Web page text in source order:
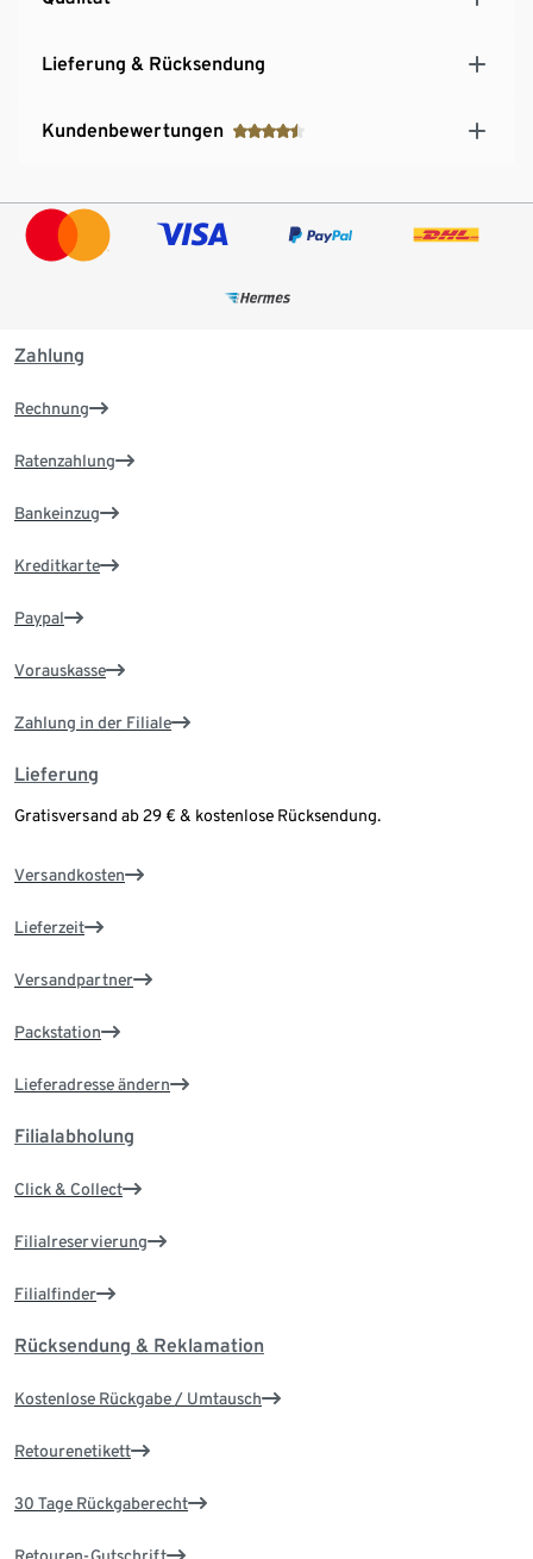
Lieferung & Rücksendung
Kundenbewertungen
Zahlung
Rechnung
Ratenzahlung
Bankeinzug
Kreditkarte
Paypal
Vorauskasse
Zahlung in der Filiale
Lieferung
Gratisversand ab 29 € & kostenlose Rücksendung.
Versandkosten
Lieferzeit
Versandpartner
Packstation
Lieferadresse ändern
Filialabholung
Click & Collect
Filialreservierung
Filialfinder
Rücksendung & Reklamation
Kostenlose Rückgabe / Umtausch
Retourenetikett
30 Tage Rückgaberecht